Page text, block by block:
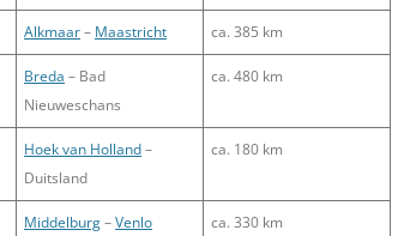
Alkmaar– Maastricht ca. 385 km
Breda – Bad
Nieuweschans
ca. 480 km
Hoek van Holland–
Duitsland
ca. 180 km
Middelburg–Venlo ca. 330 km